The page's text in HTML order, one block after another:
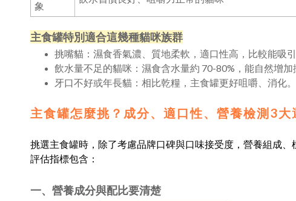
象
主食罐特別適合這幾種貓咪族群
挑嘴貓：濕食香氣濃、質地柔軟，適口性高，比較能吸引
飲水量不足的貓咪：濕食含水量約 70-80%，能自然增加
牙口不好或年長貓：相比乾糧，主食罐更好咀嚼、消化。
主食罐怎麼挑？成分、適口性、營養檢測3大
挑選主食罐時，除了考慮品牌口碑與口味接受度，營養組成
評估指標包含：
一、營養成分與配比要清楚